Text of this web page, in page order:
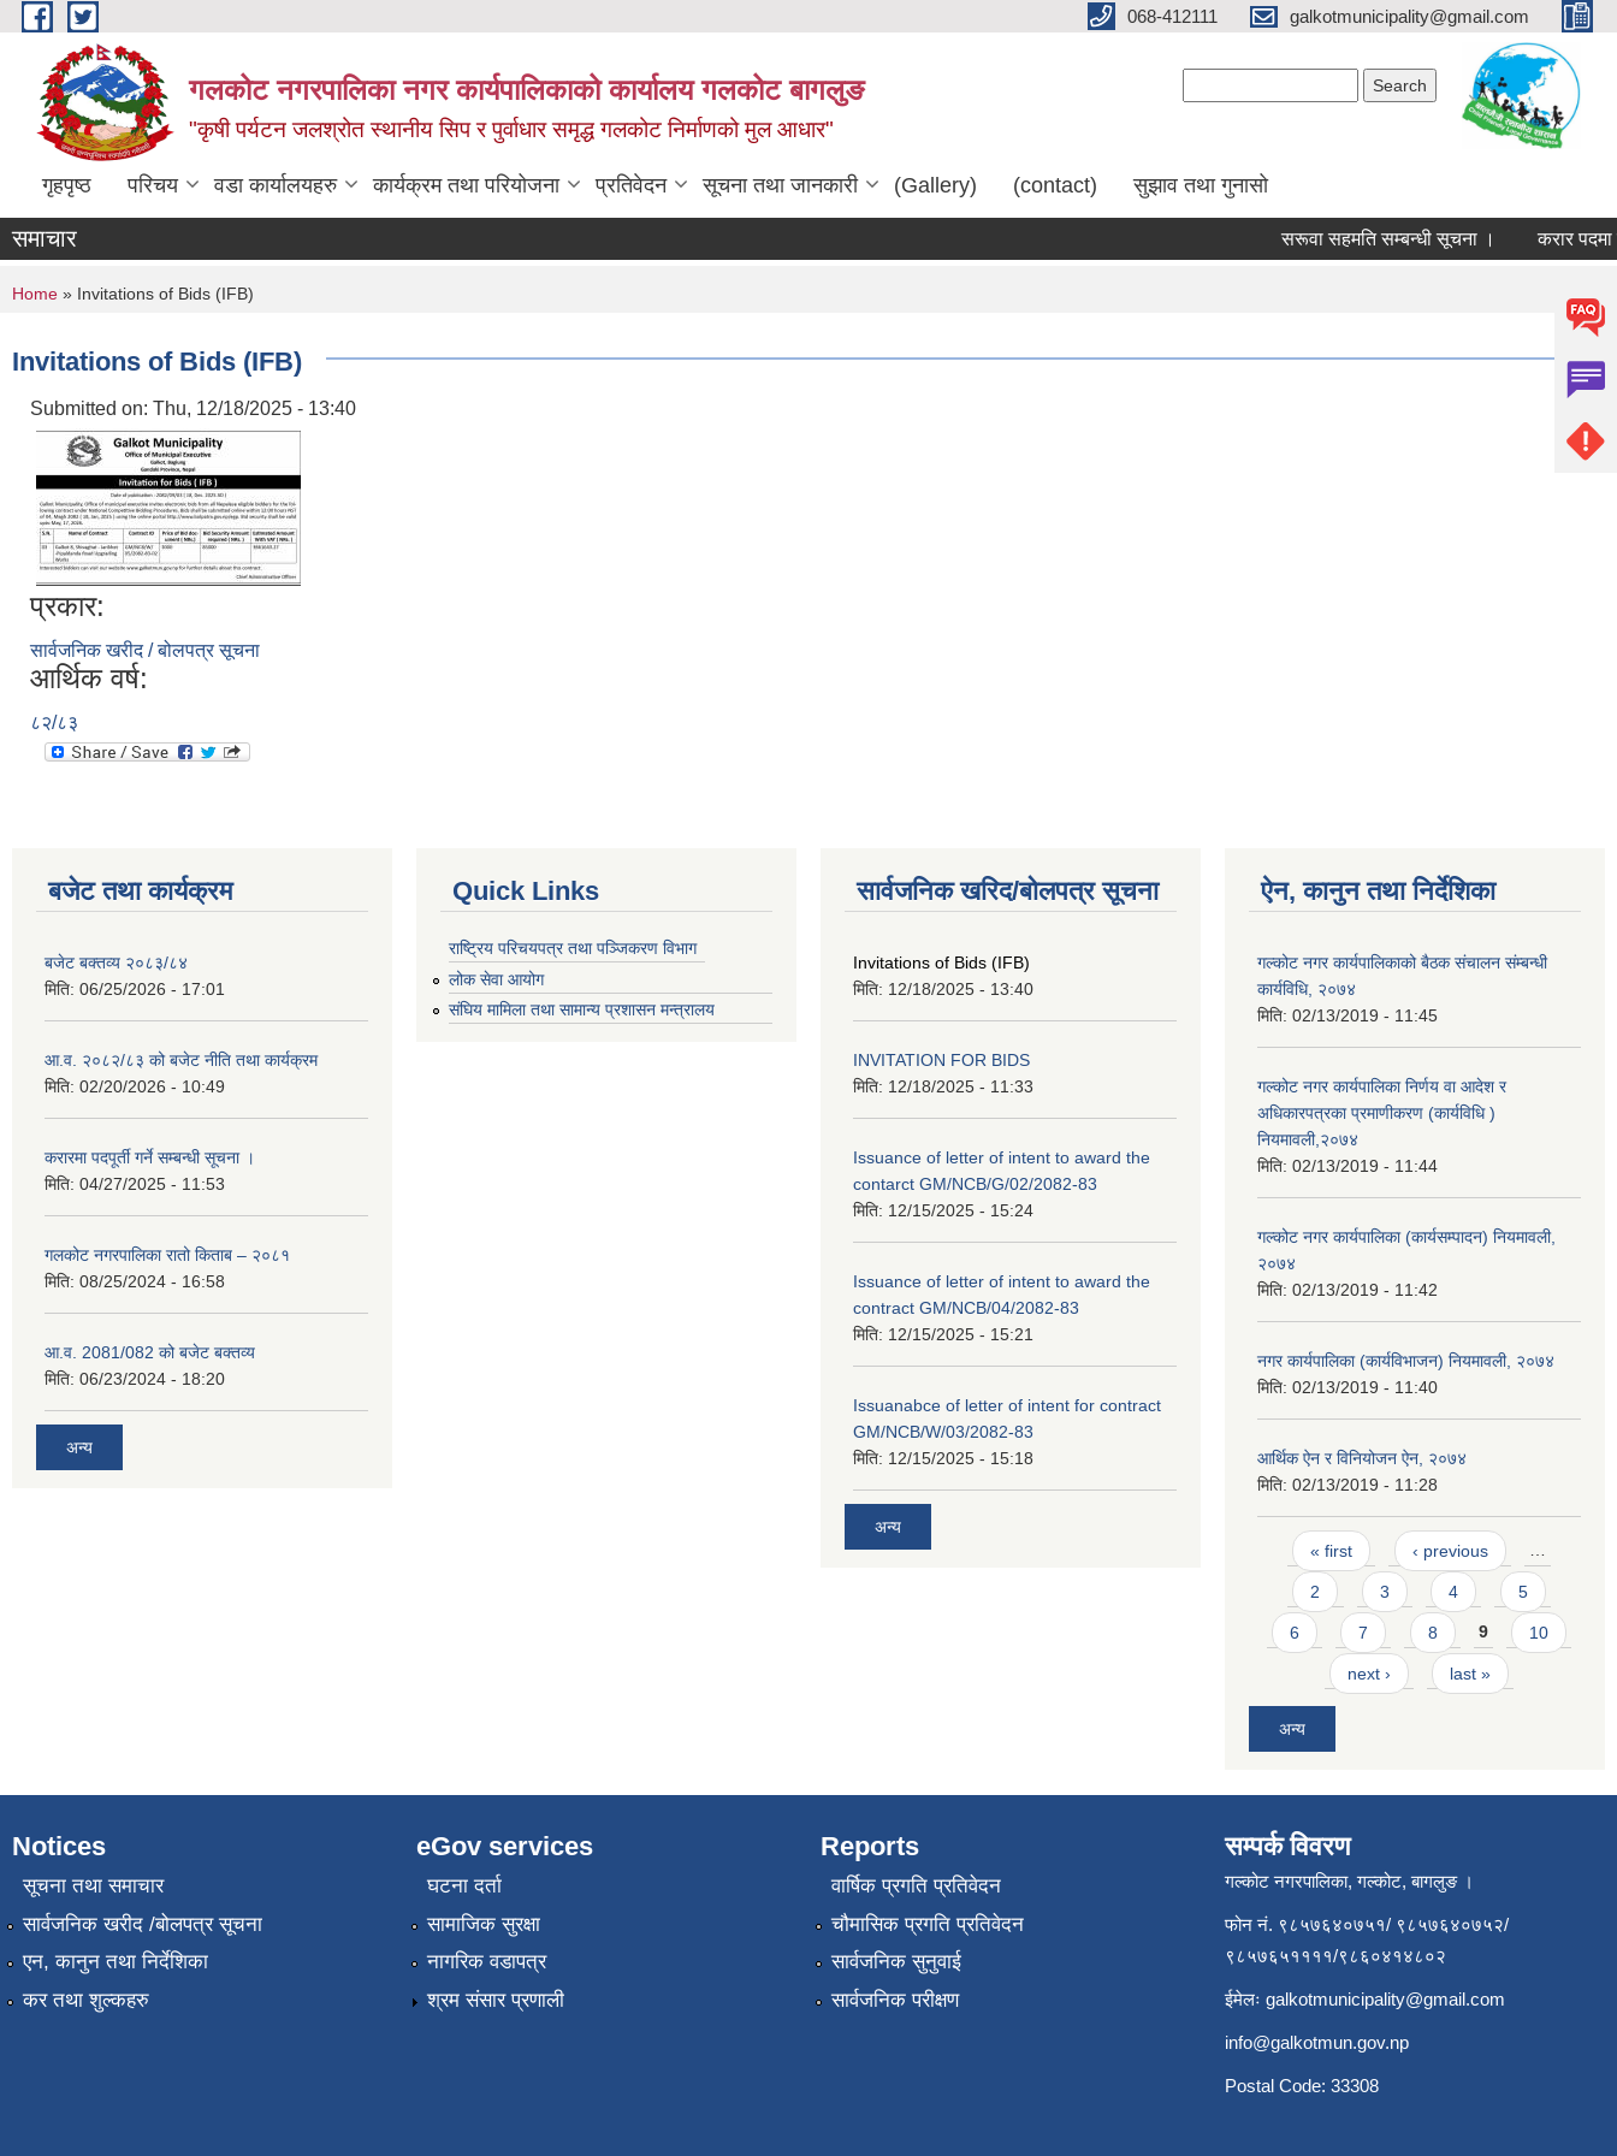
Skip to main content 068-412111 galkotmunicipality@gmail.com
गलकोट नगरपालिका नगर कार्यपालिकाको कार्यालय गलकोट बागलुङ
"कृषी पर्यटन जलश्रोत स्थानीय सिप र पुर्वाधार समृद्ध गलकोट निर्माणको मुल आधार"
गृहपृष्ठ परिचय वडा कार्यालयहरु कार्यक्रम तथा परियोजना प्रतिवेदन सूचना तथा जानकारी (Gallery) (contact) सुझाव तथा गुनासो
समाचार सरूवा सहमति सम्बन्धी सूचना । करार पदमा
You are here
Home » Invitations of Bids (IFB)
Invitations of Bids (IFB)
Submitted on: Thu, 12/18/2025 - 13:40
प्रकार:
सार्वजनिक खरीद / बोलपत्र सूचना
आर्थिक वर्ष:
८२/८३
बजेट तथा कार्यक्रम
बजेट बक्तव्य २०८३/८४
मिति: 06/25/2026 - 17:01
आ.व. २०८२/८३ को बजेट नीति तथा कार्यक्रम
मिति: 02/20/2026 - 10:49
करारमा पदपूर्ती गर्ने सम्बन्धी सूचना ।
मिति: 04/27/2025 - 11:53
गलकोट नगरपालिका रातो किताब – २०८१
मिति: 08/25/2024 - 16:58
आ.व. 2081/082 को बजेट बक्तव्य
मिति: 06/23/2024 - 18:20
अन्य
Quick Links
राष्ट्रिय परिचयपत्र तथा पञ्जिकरण विभाग
लोक सेवा आयोग
संघिय मामिला तथा सामान्य प्रशासन मन्त्रालय
सार्वजनिक खरिद/बोलपत्र सूचना
Invitations of Bids (IFB)
मिति: 12/18/2025 - 13:40
INVITATION FOR BIDS
मिति: 12/18/2025 - 11:33
Issuance of letter of intent to award the
contarct GM/NCB/G/02/2082-83
मिति: 12/15/2025 - 15:24
Issuance of letter of intent to award the
contract GM/NCB/04/2082-83
मिति: 12/15/2025 - 15:21
Issuanabce of letter of intent for contract
GM/NCB/W/03/2082-83
मिति: 12/15/2025 - 15:18
अन्य
ऐन, कानुन तथा निर्देशिका
गल्कोट नगर कार्यपालिकाको बैठक संचालन संम्बन्धी
कार्यविधि, २०७४
मिति: 02/13/2019 - 11:45
गल्कोट नगर कार्यपालिका निर्णय वा आदेश र
अधिकारपत्रका प्रमाणीकरण (कार्यविधि )
नियमावली,२०७४
मिति: 02/13/2019 - 11:44
गल्कोट नगर कार्यपालिका (कार्यसम्पादन) नियमावली,
२०७४
मिति: 02/13/2019 - 11:42
नगर कार्यपालिका (कार्यविभाजन) नियमावली, २०७४
मिति: 02/13/2019 - 11:40
आर्थिक ऐन र विनियोजन ऐन, २०७४
मिति: 02/13/2019 - 11:28
Pages
« first ‹ previous …
2 3 4 5
6 7 8 9 10
next › last »
अन्य
Notices
सूचना तथा समाचार
सार्वजनिक खरीद /बोलपत्र सूचना
एन, कानुन तथा निर्देशिका
कर तथा शुल्कहरु
eGov services
घटना दर्ता
सामाजिक सुरक्षा
नागरिक वडापत्र
श्रम संसार प्रणाली
Reports
वार्षिक प्रगति प्रतिवेदन
चौमासिक प्रगति प्रतिवेदन
सार्वजनिक सुनुवाई
सार्वजनिक परीक्षण
सम्पर्क विवरण
गल्कोट नगरपालिका, गल्कोट, बागलुङ ।
फोन नं. ९८५७६४०७५१/ ९८५७६४०७५२/
९८५७६५११११/९८६०४१४८०२
ईमेलः galkotmunicipality@gmail.com
info@galkotmun.gov.np
Postal Code: 33308